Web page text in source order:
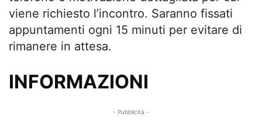
viene richiesto l’incontro. Saranno fissati
appuntamenti ogni 15 minuti per evitare di
rimanere in attesa.
INFORMAZIONI
- Pubblicità -